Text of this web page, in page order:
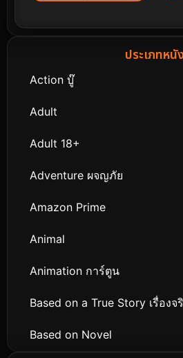
ประเภทหนั
Action บู๊
Adult
Adult 18+
Adventure ผจญภัย
Amazon Prime
Animal
Animation การ์ตูน
Based on a True Story เรื่องจ
Based on Novel